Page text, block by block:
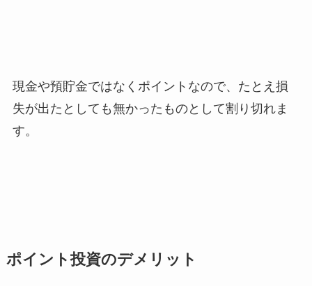
現金や預貯金ではなくポイントなので、たとえ損
失が出たとしても無かったものとして割り切れま
す。
ポイント投資のデメリット